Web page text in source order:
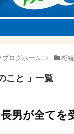
ブログホーム 相
こと 一覧
男が全てを